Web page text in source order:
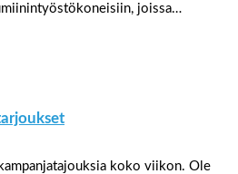
joissa…
koko viikon. Ole